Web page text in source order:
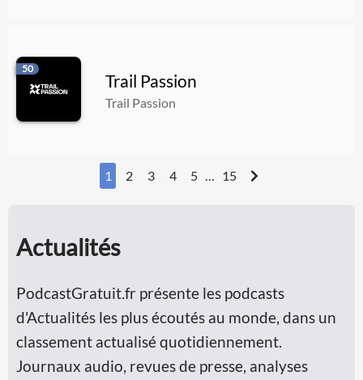
50
Trail Passion
Trail Passion
1 2 3 4 5 … 15
Actualités
PodcastGratuit.fr présente les podcasts
d'Actualités les plus écoutés au monde, dans un
classement actualisé quotidiennement.
Journaux audio, revues de presse, analyses